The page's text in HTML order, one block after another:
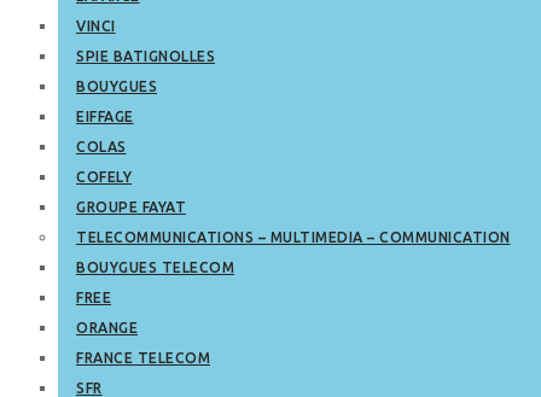
VINCI
SPIE BATIGNOLLES
BOUYGUES
EIFFAGE
COLAS
COFELY
GROUPE FAYAT
TELECOMMUNICATIONS – MULTIMEDIA – COMMUNICATION
BOUYGUES TELECOM
FREE
ORANGE
FRANCE TELECOM
SFR